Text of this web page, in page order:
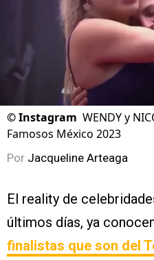
©Instagram WENDY y
Famosos México 2023
Por Jacqueline Arteaga
El reality de
últimos días, ya
finalistas que son del